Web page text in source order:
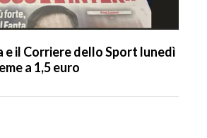
e il Corriere dello Sport lunedì
a 1,5 euro